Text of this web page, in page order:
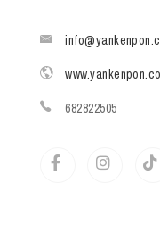
682822505